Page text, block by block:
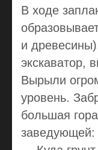
В ходе
и
экскаватор,
Вырыли
уровень.
большая
заведующей: